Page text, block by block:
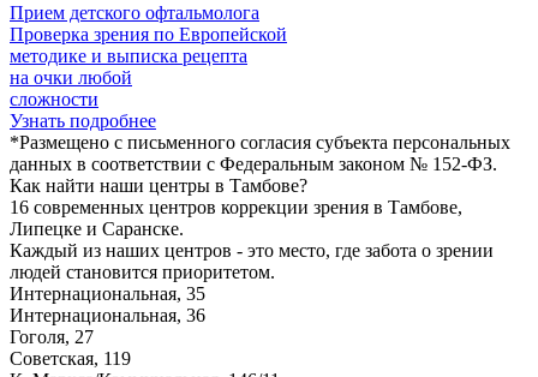
Прием детского офтальмолога
Проверка зрения по Европейской
методике и выписка рецепта
на очки любой
сложности
Узнать подробнее
*Размещено с письменного согласия субъекта персональных
данных в соответствии с Федеральным законом № 152-ФЗ.
Как найти наши центры в Тамбове?
16 современных центров коррекции зрения в Тамбове,
Липецке и Саранске.
Каждый из наших центров - это место, где забота о зрении
людей становится приоритетом.
Интернациональная, 35
Интернациональная, 36
Гоголя, 27
Советская, 119